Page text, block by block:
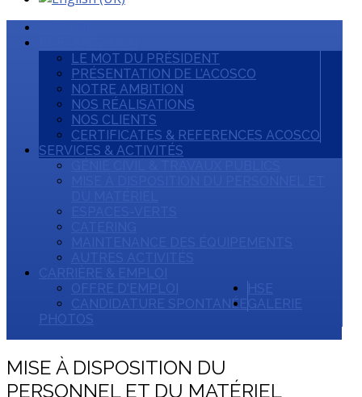
LE MOT DU PRÉSIDENT
PRÉSENTATION DE L’ACOSCO
NOTRE AMBITION
NOS RÉALISATIONS
NOS CLIENTS
CERTIFICATES & REFERENCES ACOSCO
SERVICES & ACTIVITÉS
CANDIDATURE SPONTANÉE
GALERIE
PHOTOS
MISE À DISPOSITION DU
PERSONNEL ET DU MATÉRIEL